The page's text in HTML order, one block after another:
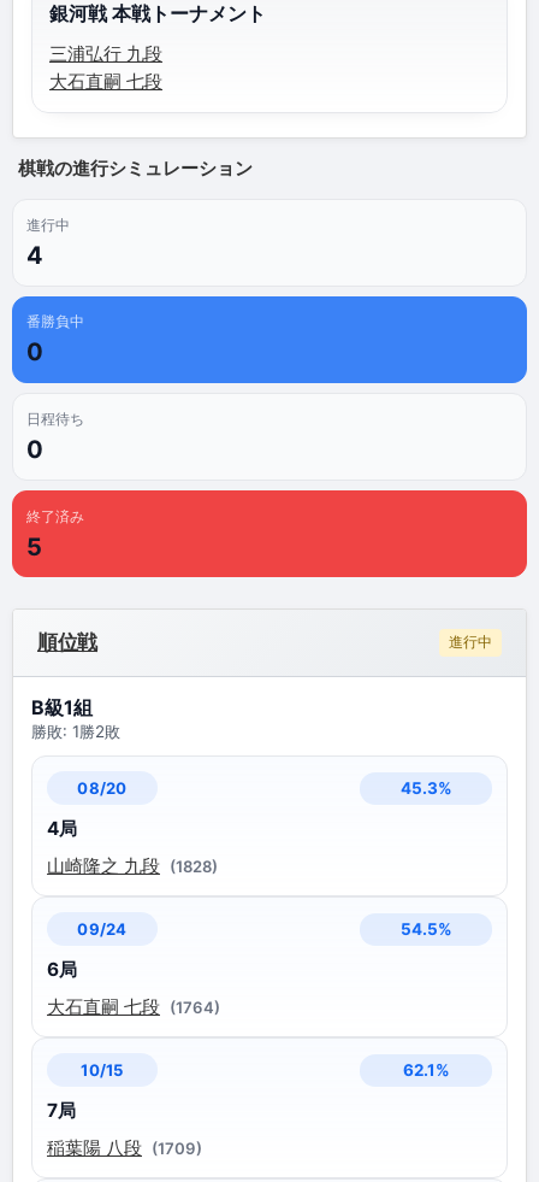
銀河戦 本戦トーナメント
三浦弘行 九段
大石直嗣 七段
棋戦の進行シミュレーション
進行中
4
番勝負中
0
日程待ち
0
終了済み
5
順位戦 進行中
B級1組
勝敗: 1勝2敗
08/20 45.3%
4局
山崎隆之 九段 (1828)
09/24 54.5%
6局
大石直嗣 七段 (1764)
10/15 62.1%
7局
稲葉陽 八段 (1709)